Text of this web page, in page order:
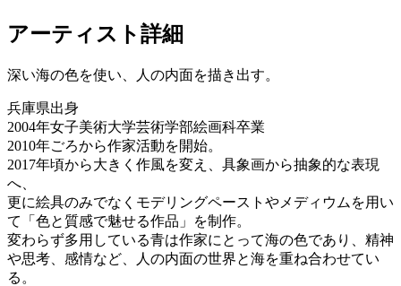
アーティスト詳細
深い海の色を使い、人の内面を描き出す。
兵庫県出身
2004年女子美術大学芸術学部絵画科卒業
2010年ごろから作家活動を開始。
2017年頃から大きく作風を変え、具象画から抽象的な表現
へ、
更に絵具のみでなくモデリングペーストやメディウムを用い
て「色と質感で魅せる作品」を制作。
変わらず多用している青は作家にとって海の色であり、精神
や思考、感情など、人の内面の世界と海を重ね合わせてい
る。